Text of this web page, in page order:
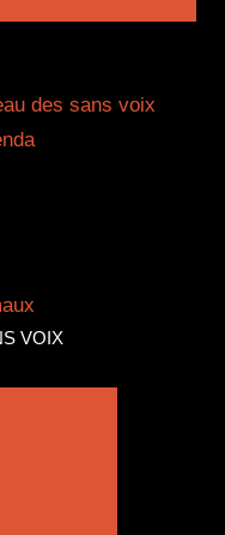
des sans voix
VOIX